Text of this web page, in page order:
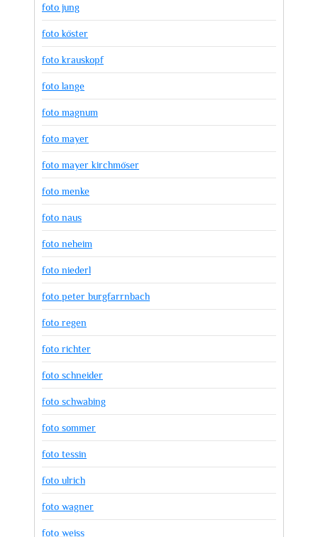
foto jung
foto köster
foto krauskopf
foto lange
foto magnum
foto mayer
foto mayer kirchmöser
foto menke
foto naus
foto neheim
foto niederl
foto peter burgfarrnbach
foto regen
foto richter
foto schneider
foto schwabing
foto sommer
foto tessin
foto ulrich
foto wagner
foto weiss